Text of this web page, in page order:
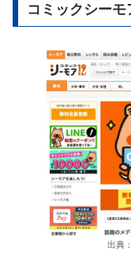
コミックシーモ
出典：